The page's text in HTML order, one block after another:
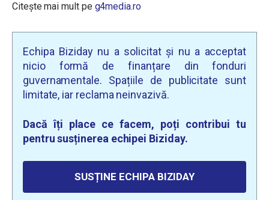
Citește mai mult pe g4media.ro
Echipa Biziday nu a solicitat și nu a acceptat
nicio formă de finanțare din fonduri
guvernamentale. Spațiile de publicitate sunt
limitate, iar reclama neinvazivă.
Dacă îți place ce facem, poți contribui tu
pentru susținerea echipei Biziday.
SUSȚINE ECHIPA BIZIDAY